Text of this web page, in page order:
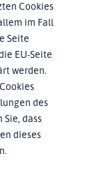
Cookies
im Fall
Seite
EU-Seite
werden.
des
dass
dieses